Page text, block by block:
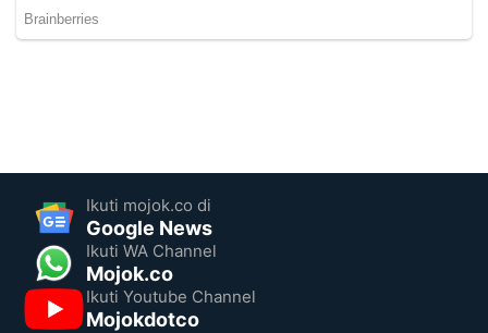
Ikuti mojok.co di
Google News
Ikuti WA Channel
Mojok.co
Ikuti Youtube Channel
Mojokdotco